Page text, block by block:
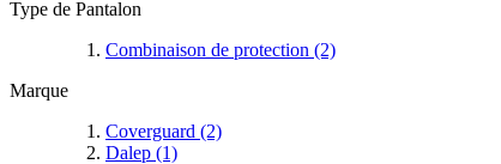
Type de Pantalon
Combinaison de protection (2)
Marque
Coverguard (2)
Dalep (1)